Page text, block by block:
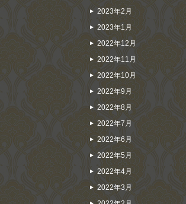
2023年2月
2023年1月
2022年12月
2022年11月
2022年10月
2022年9月
2022年8月
2022年7月
2022年6月
2022年5月
2022年4月
2022年3月